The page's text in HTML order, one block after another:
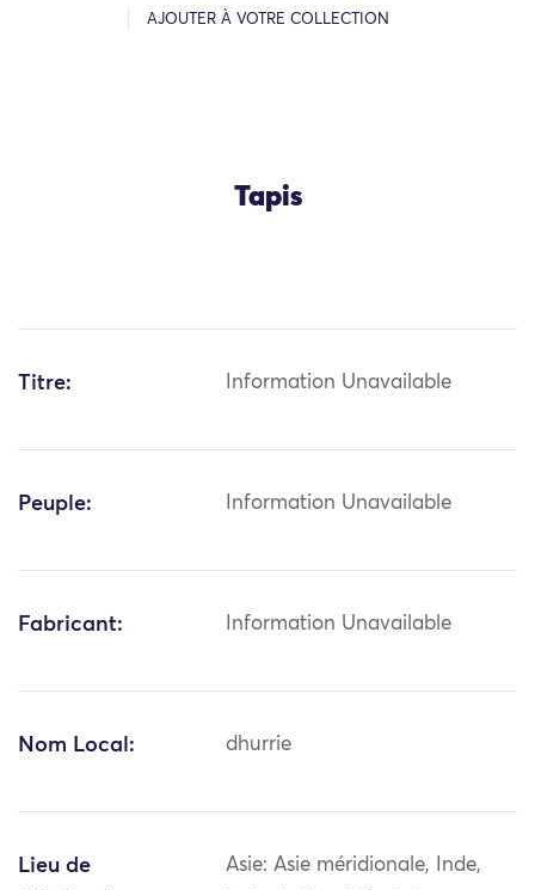
AJOUTER À VOTRE COLLECTION
Tapis
Titre: Information Unavailable
Peuple: Information Unavailable
Fabricant: Information Unavailable
Nom Local: dhurrie
Lieu de
Asie: Asie méridionale, Inde,